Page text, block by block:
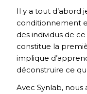
Il y a tout d’abord
conditionnement
des individus de
constitue la
implique
déconstruire ce
Avec Synlab,